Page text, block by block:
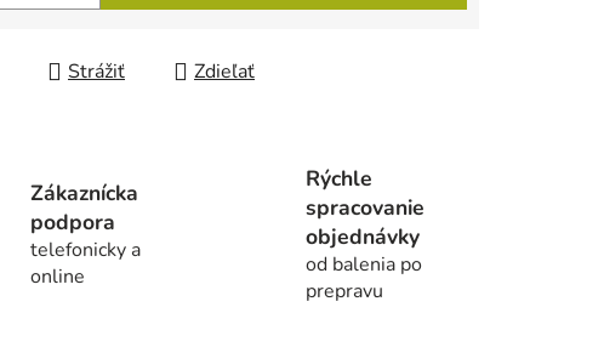
Strážiť Zdieľať
Zákaznícka
podpora
telefonicky a
online
Rýchle
spracovanie
objednávky
od balenia po
prepravu